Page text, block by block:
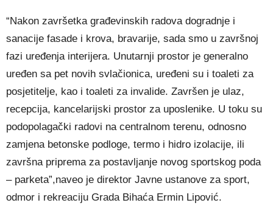
“Nakon završetka građevinskih radova dogradnje i
sanacije fasade i krova, bravarije, sada smo u završnoj
fazi uređenja interijera. Unutarnji prostor je generalno
uređen sa pet novih svlačionica, uređeni su i toaleti za
posjetitelje, kao i toaleti za invalide. Završen je ulaz,
recepcija, kancelarijski prostor za uposlenike. U toku su
podopolagački radovi na centralnom terenu, odnosno
zamjena betonske podloge, termo i hidro izolacije, ili
završna priprema za postavljanje novog sportskog poda
– parketa”,naveo je direktor Javne ustanove za sport,
odmor i rekreaciju Grada Bihaća Ermin Lipović.